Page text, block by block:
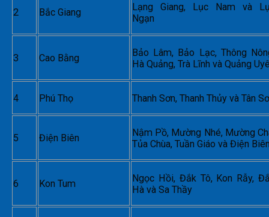
2 Bắc Giang
Lạng Giang, Lục Nam và
Ngạn
3 Cao Bằng
Bảo Lâm, Bảo Lạc, Thông
Hà Quảng, Trà Lĩnh và Quảng
4 Phú Thọ Thanh Sơn, Thanh Thủy và Tân
5 Điện Biên
Nậm Pồ, Mường Nhé, Mường
Tủa Chùa, Tuần Giáo và Điện Biên
6 Kon Tum
Ngọc Hồi, Đắk Tô, Kon Rẫy,
Hà và Sa Thầy